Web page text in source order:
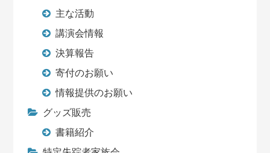
主な活動
講演会情報
決算報告
寄付のお願い
情報提供のお願い
グッズ販売
書籍紹介